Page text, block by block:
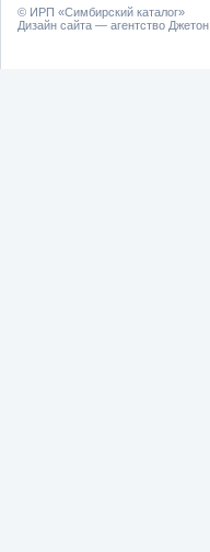
© ИРП «Симбирский каталог»
Дизайн сайта — агентство Джетон